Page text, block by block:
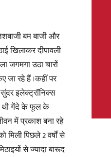
बम बाजी और
खिलाकर दीपावली
जगमगा उठा चारों
जा रहे हैं ।कहीं पर
इलेक्ट्रॉनिक्स
थी गेंदे के फूल के
में प्रकाश बना रहे
पिछले 2 वर्षों से
से ज्यादा बारूद